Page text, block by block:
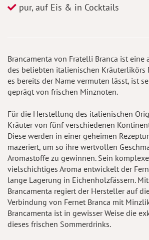
pur, auf Eis & in Cocktails
Brancamenta von Fratelli Branca ist eine
des beliebten italienischen Kräuterlikörs
es bereits der Name vermuten lässt, ist
geprägt von frischen Minznoten.
Für die Herstellung des italienischen
Kräuter von fünf verschiedenen
Diese werden in einer geheimen
mazeriert, um so ihre wertvollen
Aromastoffe zu gewinnen. Sein
vielschichtiges Aroma entwickelt der
lange Lagerung in Eichenholzfässern.
Brancamenta regiert der Hersteller auf
Verbindung von Fernet Branca mit
Brancamenta ist in gewisser Weise die
dieses frischen Sommerdrinks.